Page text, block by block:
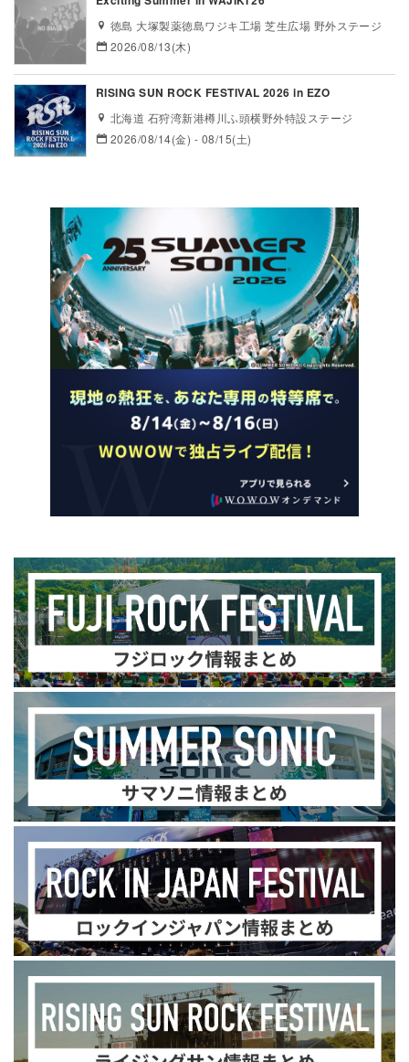
徳島 大塚製薬徳島ワジキ工場 芝生広場 野外ステージ
2026/08/13(木)
RISING SUN ROCK FESTIVAL 2026 in EZO
北海道 石狩湾新港樽川ふ頭横野外特設ステージ
2026/08/14(金) - 08/15(土)